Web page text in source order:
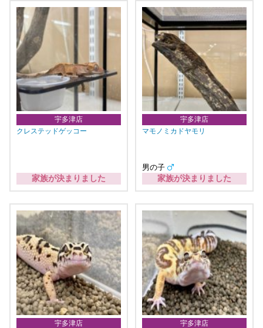
宇多津店
クレステッドゲッコー
家族が決まりました
宇多津店
マモノミカドヤモリ
男の子
家族が決まりました
宇多津店
宇多津店